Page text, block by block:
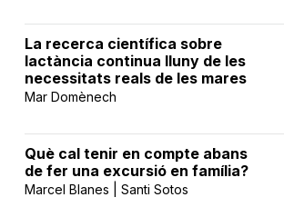
La recerca científica sobre
lactància continua lluny de les
necessitats reals de les mares
Mar Domènech
Què cal tenir en compte abans
de fer una excursió en família?
Marcel Blanes | Santi Sotos